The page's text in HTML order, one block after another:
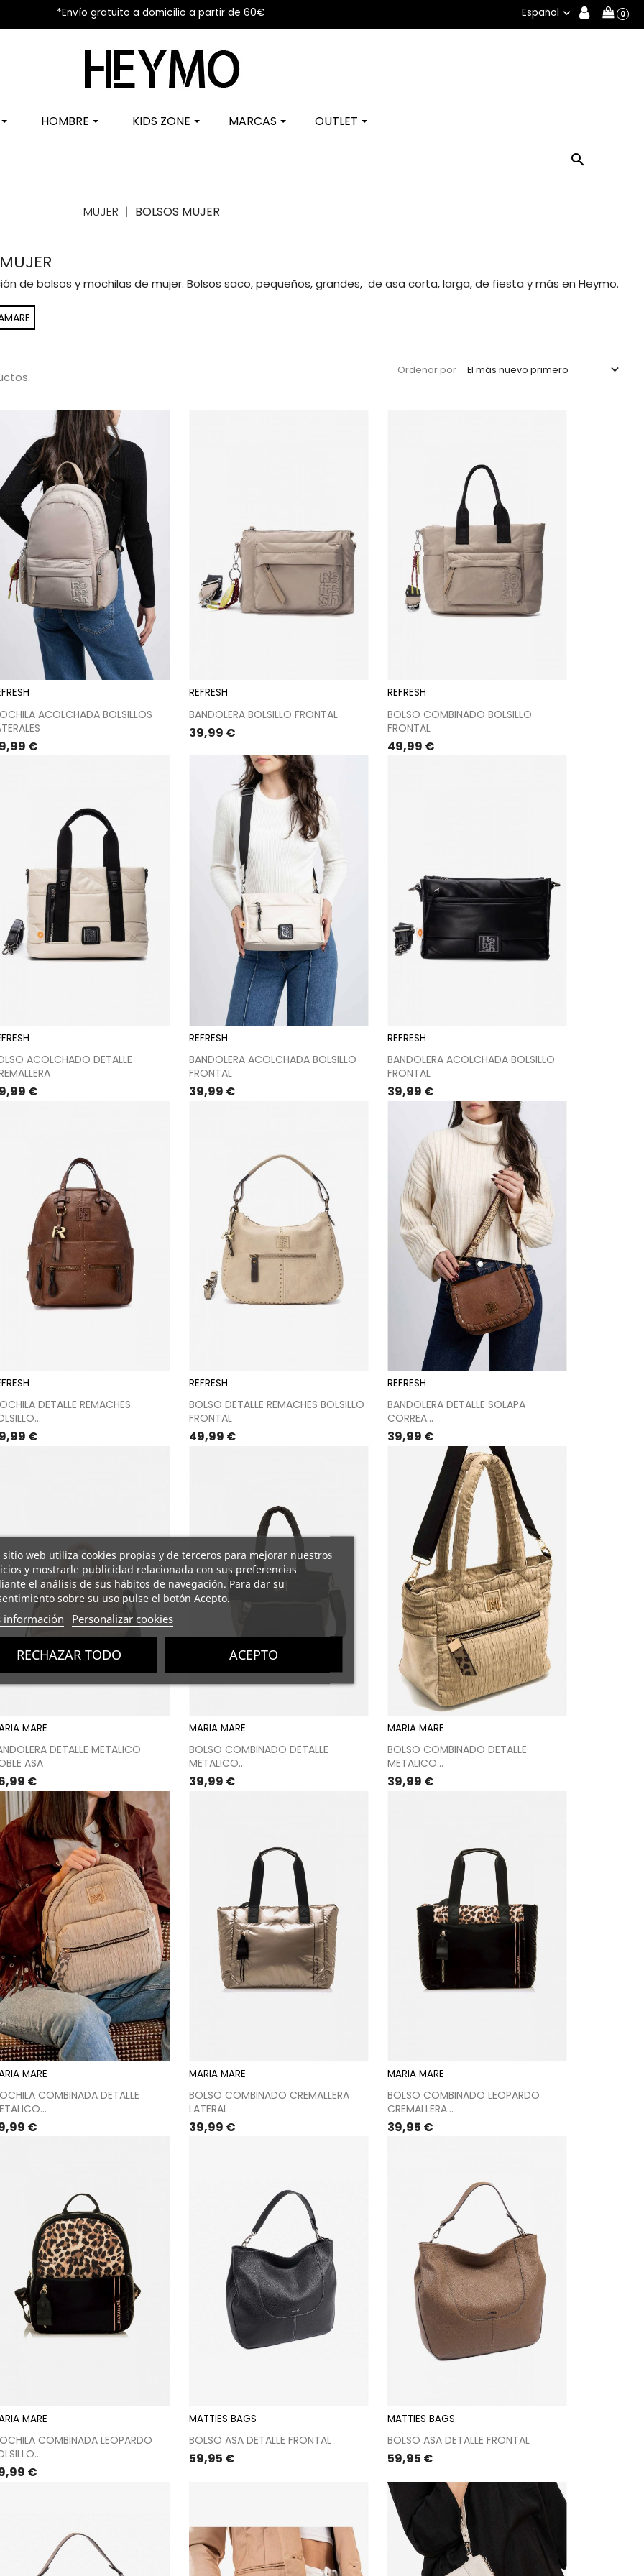
*Envío gratuito a domicilio a partir de 60€ Español  0
HOMBRE KIDS ZONE MARCAS OUTLET

MUJER BOLSOS MUJER
de bolsos y mochilas de mujer. Bolsos saco, pequeños, grandes, de asa corta, larga, de fiesta y más en Heymo.
Ordenar por El más nuevo primero 
ACOLCHADA BOLSILLOS
€
REFRESH
BANDOLERA BOLSILLO FRONTAL
Precio
39,99 €
REFRESH
BOLSO COMBINADO BOLSILLO
FRONTAL
Precio
49,99 €
ACOLCHADO DETALLE
€
REFRESH
BANDOLERA ACOLCHADA BOLSILLO
FRONTAL
Precio
39,99 €
REFRESH
BANDOLERA ACOLCHADA BOLSILLO
FRONTAL
Precio
39,99 €
DETALLE REMACHES
€
REFRESH
BOLSO DETALLE REMACHES BOLSILLO
FRONTAL
Precio
49,99 €
REFRESH
BANDOLERA DETALLE SOLAPA
CORREA...
Precio
39,99 €
MARE
DETALLE METALICO
ASA
€
MARIA MARE
BOLSO COMBINADO DETALLE
METALICO...
Precio
39,99 €
MARIA MARE
BOLSO COMBINADO DETALLE
METALICO...
Precio
39,99 €
MARE
COMBINADA DETALLE
€
MARIA MARE
BOLSO COMBINADO CREMALLERA
LATERAL
Precio
39,99 €
MARIA MARE
BOLSO COMBINADO LEOPARDO
CREMALLERA...
Precio
39,95 €
MARE
COMBINADA LEOPARDO
€
MATTIES BAGS
BOLSO ASA DETALLE FRONTAL
Precio
59,95 €
MATTIES BAGS
BOLSO ASA DETALLE FRONTAL
Precio
59,95 €
sitio web utiliza cookies propias y de terceros para mejorar nuestros
y mostrarle publicidad relacionada con sus preferencias
el análisis de sus hábitos de navegación. Para dar su
sobre su uso pulse el botón Acepto.
información Personalizar cookies
RECHAZAR TODO ACEPTO